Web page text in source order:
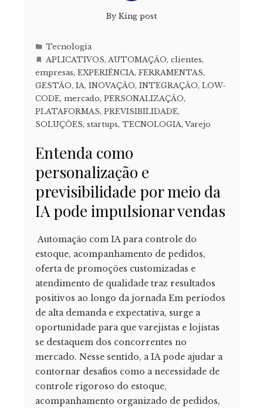
By King post
Tecnologia
APLICATIVOS, AUTOMAÇÃO, clientes,
empresas, EXPERIÊNCIA, FERRAMENTAS,
GESTÃO, IA, INOVAÇÃO, INTEGRAÇÃO, LOW-
CODE, mercado, PERSONALIZAÇÃO,
PLATAFORMAS, PREVISIBILIDADE,
SOLUÇÕES, startups, TECNOLOGIA, Varejo
Entenda como
personalização e
previsibilidade por meio da
IA pode impulsionar vendas
Automação com IA para controle do
estoque, acompanhamento de pedidos,
oferta de promoções customizadas e
atendimento de qualidade traz resultados
positivos ao longo da jornada Em períodos
de alta demanda e expectativa, surge a
oportunidade para que varejistas e lojistas
se destaquem dos concorrentes no
mercado. Nesse sentido, a IA pode ajudar a
contornar desafios como a necessidade de
controle rigoroso do estoque,
acompanhamento organizado de pedidos,